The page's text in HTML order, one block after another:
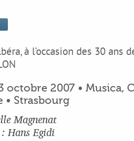
à l’occasion des 30 ans
octobre 2007 • Musica,
• Strasbourg
Magnenat
Hans Egidi